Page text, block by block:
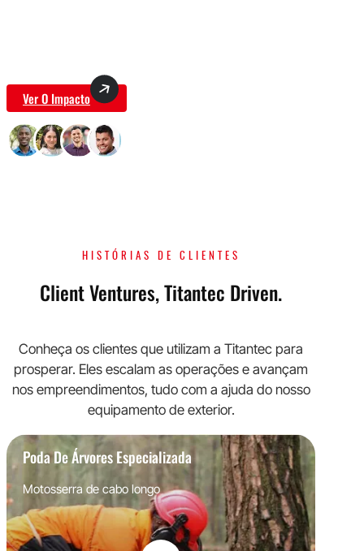
Ver O Impacto
HISTÓRIAS DE CLIENTES
Client Ventures, Titantec Driven.
Conheça os clientes que utilizam a Titantec para
prosperar. Eles escalam as operações e avançam
nos empreendimentos, tudo com a ajuda do nosso
equipamento de exterior.
Poda De Árvores Especializada
Motosserra de cabo longo